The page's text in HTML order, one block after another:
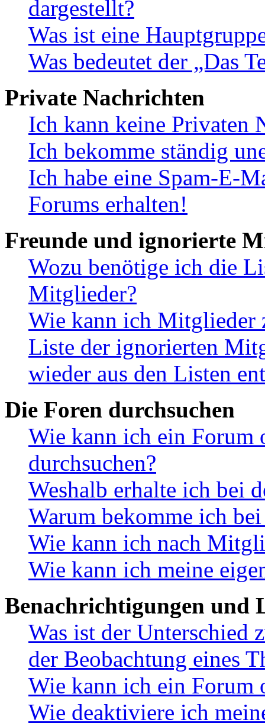
dargestellt?
Was ist eine
Was bedeutet der „Das
Private Nachrichten
Ich kann keine Privaten
Ich bekomme ständig
Ich habe eine Spam-E-
Forums erhalten!
Freunde und ignorierte
Wozu benötige ich die
Mitglieder?
Wie kann ich Mitglieder
Liste der ignorierten
wieder aus den Listen
Die Foren durchsuchen
Wie kann ich ein Forum
durchsuchen?
Weshalb erhalte ich bei
Warum bekomme ich
Wie kann ich nach
Wie kann ich meine
Benachrichtigungen und
Was ist der Unterschied
der Beobachtung eines
Wie kann ich ein Forum
Wie deaktiviere ich